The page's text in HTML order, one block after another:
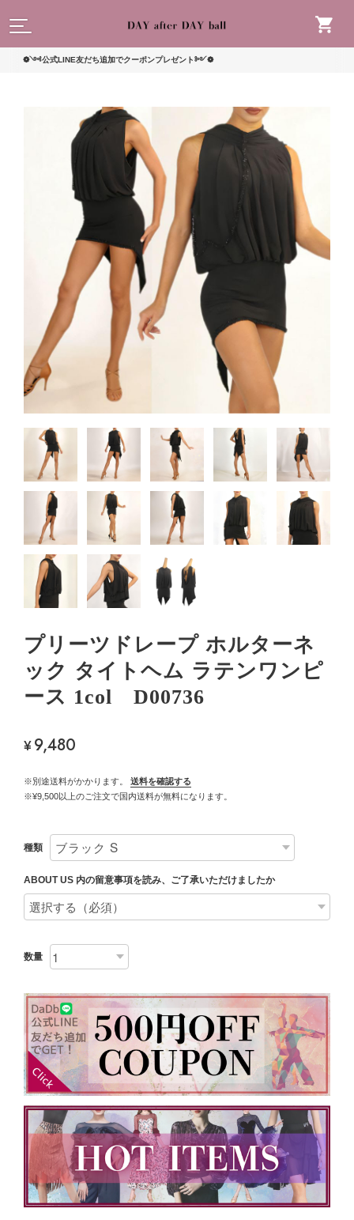
式LINE友だち追加でクーポンプレゼント༻❁
プリーツドレープ ホルターネ
ック タイトヘム ラテンワンピ
ース 1col D00736
¥9,480
※別途送料がかかります。
送料を確認する
※¥9,500以上のご注文で国内送料が無料になります。
種類
ABOUT US 内の留意事項を読み、ご了承いただけましたか
数量